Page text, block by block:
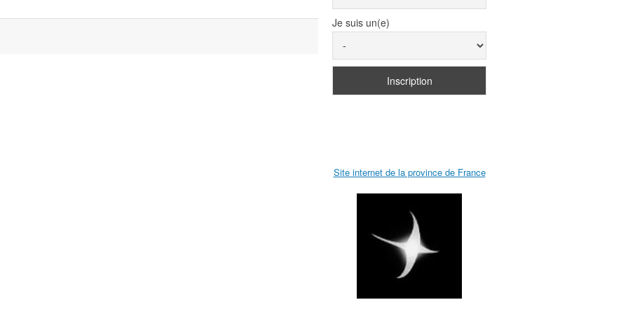
Je suis un(e)
Site internet de la province de France